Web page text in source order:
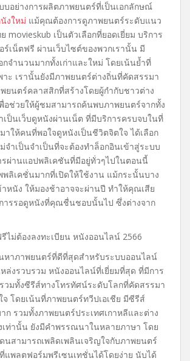
อย่างการผลิตภาพยนตร์ที่เป็นเอกลักษณ์
งใหม่ แม้คุณต้องการดูภาพยนตร์ระดับแนว
movieskub เป็นตัวเลือกที่ยอดเยี่ยม บริการ
ร์เน็ตฟรี ผ่านเว็บไซต์ของพวกเรานั้น มี
จำนวนมากทั้งเก่าและใหม่ โดยเน้นย้ำที่
าะ เรานั้นยังมีภาพยนตร์ต่างถิ่นที่คัดสรรมา
ยนตร์คลาสสิกที่สร้างโดยผู้กำกับชาวต่าง
อช่วยให้ผู้ชมสามารถค้นพบภาพยนตร์จากทั้ง
เป็นเว็บดูหนังผ่านเน็ต ที่มีบริการครบจบในที่
าให้คนที่พอใจดูหนังเป็นชีวิตจิตใจ ได้เลือก
จำเป็นจำเป็นที่จะต้องทำล็อกอินเข้าสู่ระบบ
รผ่านแอปพลิเคชันที่มีอยู่ทั่วๆไปในตอนนี้
พลิเคชั่นมากที่เปิดให้ใช้งาน แม้กระนั้นบาง
าหนัง ให้มองช้าอาจจะผ่านปี ทำให้คุณเสีย
ารรอดูหนังที่คุณชื่นชอบนั้นไป ซึ่งต่างจาก
ไม่ต้องลงทะเบียน หนังออนไลน์ 2566
นหาภาพยนตร์ที่ดีที่สุดสำหรับระบบออนไลน์
ล่งรวบรวม หนังออนไลน์ที่เยี่ยมที่สุด ที่มีการ
วมทั้งซีรีส์ทางโทรทัศน์ระดับโลกที่คัดสรรมา
จ โดยเน้นที่ภาพยนตร์ทวีปเอเชีย มีซีรีส์
ก รวมทั้งภาพยนตร์ประเทศเกาหลีและต่าง
เท่านั้น ยังมีคำพรรณนาในหลายภาษา โดย
นสามารถเพลิดเพลินเจริญใจกับภาพยนตร์
แพลตฟอร์มพรีเซนเทชั่นได้โดยง่าย นับได้